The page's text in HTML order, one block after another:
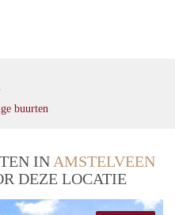
buurten
IN AMSTELVEEN
DEZE LOCATIE